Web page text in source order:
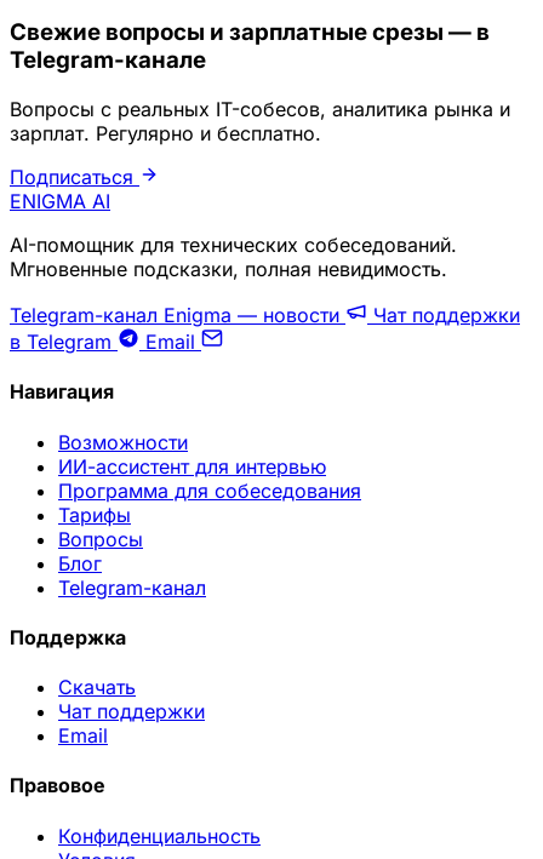
Свежие вопросы и зарплатные срезы — в
Telegram-канале
Вопросы с реальных IT-собесов, аналитика рынка и
зарплат. Регулярно и бесплатно.
Подписаться
ENIGMA AI
AI-помощник для технических собеседований.
Мгновенные подсказки, полная невидимость.
Telegram-канал Enigma — новости
Чат поддержки
в Telegram
Email
Навигация
Возможности
ИИ-ассистент для интервью
Программа для собеседования
Тарифы
Вопросы
Блог
Telegram-канал
Поддержка
Скачать
Чат поддержки
Email
Правовое
Конфиденциальность